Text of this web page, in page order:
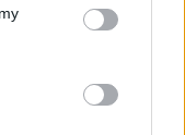
You may click to
party tags to
in below Google
δυνατόν
να
και
απαιτεί